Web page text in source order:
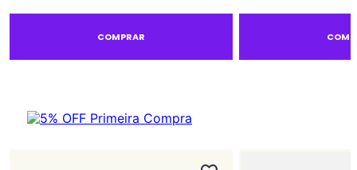
COMPRAR